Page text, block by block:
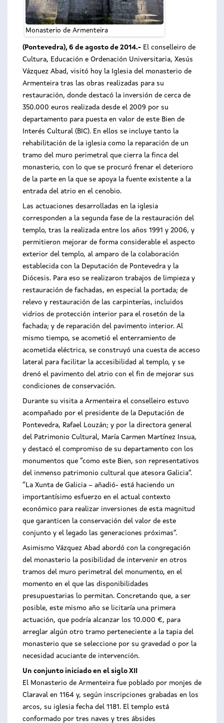
Monasterio de Armenteira
(Pontevedra), 6 de agosto de 2014.- El conselleiro de
Cultura, Educación e Ordenación Universitaria, Xesús
Vázquez Abad, visitó hoy la Iglesia del monasterio de
Armenteira tras las obras realizadas para su
restauración, donde destacó la inversión de cerca de
350.000 euros realizada desde el 2009 por su
departamento para puesta en valor de este Bien de
Interés Cultural (BIC). En ellos se incluye tanto la
rehabilitación de la iglesia como la reparación de un
tramo del muro perimetral que cierra la finca del
monasterio, con lo que se procuró frenar el deterioro
de la parte en la que se apoya la fuente existente a la
entrada del atrio en el cenobio.
Las actuaciones desarrolladas en la iglesia
corresponden a la segunda fase de la restauración del
templo, tras la realizada entre los años 1991 y 2006, y
permitieron mejorar de forma considerable el aspecto
exterior del templo, al amparo de la colaboración
establecida con la Deputación de Pontevedra y la
Diócesis. Para eso se realizaron trabajos de limpieza y
restauración de fachadas, en especial la portada; de
relevo y restauración de las carpinterías, incluidos
vidrios de protección interior para el rosetón de la
fachada; y de reparación del pavimento interior. Al
mismo tiempo, se acometió el enterramiento de
acometida eléctrica, se construyó una cuesta de acceso
lateral para facilitar la accesibilidad al templo, y se
drenó el pavimento del atrio con el fin de mejorar sus
condiciones de conservación.
Durante su visita a Armenteira el conselleiro estuvo
acompañado por el presidente de la Deputación de
Pontevedra, Rafael Louzán; y por la directora general
del Patrimonio Cultural, María Carmen Martínez Insua,
y destacó el compromiso de su departamento con los
monumentos que “como este Bien, son representativos
del inmenso patrimonio cultural que atesora Galicia”.
“La Xunta de Galicia – añadió- está haciendo un
importantísimo esfuerzo en el actual contexto
económico para realizar inversiones de esta magnitud
que garanticen la conservación del valor de este
conjunto y el legado las generaciones próximas”.
Asimismo Vázquez Abad abordó con la congregación
del monasterio la posibilidad de intervenir en otros
tramos del muro perimetral del monumento, en el
momento en el que las disponibilidades
presupuestarias lo permitan. Concretando que, a ser
posible, este mismo año se licitaría una primera
actuación, que podría alcanzar los 10.000 €, para
arreglar algún otro tramo perteneciente a la tapia del
monasterio que se seleccione por su gravedad o por la
necesidad acuciante de intervención.
Un conjunto iniciado en el siglo XII
El Monasterio de Armenteira fue poblado por monjes de
Claraval en 1164 y, según inscripciones grabadas en los
arcos, su iglesia fecha del 1181. El templo está
conformado por tres naves y tres ábsides